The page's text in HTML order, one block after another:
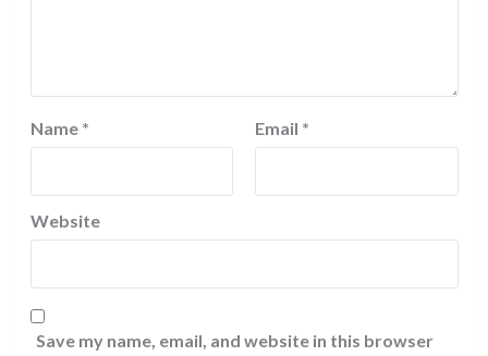
Name * Email *
Website
Save my name, email, and website in this browser